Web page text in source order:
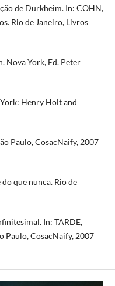
de Durkheim. In: COHN,
Rio de Janeiro, Livros
Nova York, Ed. Peter
York: Henry Holt and
Paulo, CosacNaify, 2007
que nunca. Rio de
In: TARDE,
Paulo, CosacNaify, 2007